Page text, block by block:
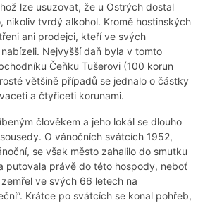
lze usuzovat, že u Ostrých dostal
nikoliv tvrdý alkohol. Kromě hostinských
ani prodejci, kteří ve svých
Nejvyšší daň byla v tomto
Čeňku Tušerovi (100 korun
většině případů se jednalo o částky
a čtyřiceti korunami.
člověkem a jeho lokál se dlouho
O vánočních svátcích 1952,
se však město zahalilo do smutku
putovala právě do této hospody, neboť
ve svých 66 letech na
Krátce po svátcích se konal pohřeb,